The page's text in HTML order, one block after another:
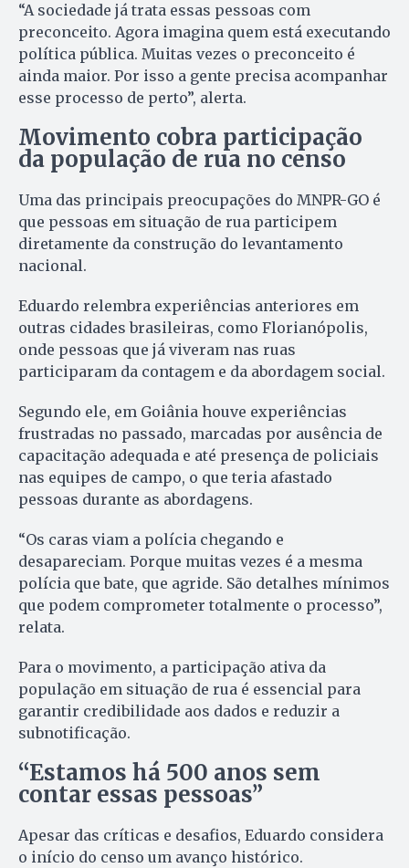
“A sociedade já trata essas pessoas com
preconceito. Agora imagina quem está executando
política pública. Muitas vezes o preconceito é
ainda maior. Por isso a gente precisa acompanhar
esse processo de perto”, alerta.
Movimento cobra participação
da população de rua no censo
Uma das principais preocupações do MNPR-GO é
que pessoas em situação de rua participem
diretamente da construção do levantamento
nacional.
Eduardo relembra experiências anteriores em
outras cidades brasileiras, como Florianópolis,
onde pessoas que já viveram nas ruas
participaram da contagem e da abordagem social.
Segundo ele, em Goiânia houve experiências
frustradas no passado, marcadas por ausência de
capacitação adequada e até presença de policiais
nas equipes de campo, o que teria afastado
pessoas durante as abordagens.
“Os caras viam a polícia chegando e
desapareciam. Porque muitas vezes é a mesma
polícia que bate, que agride. São detalhes mínimos
que podem comprometer totalmente o processo”,
relata.
Para o movimento, a participação ativa da
população em situação de rua é essencial para
garantir credibilidade aos dados e reduzir a
subnotificação.
“Estamos há 500 anos sem
contar essas pessoas”
Apesar das críticas e desafios, Eduardo considera
o início do censo um avanço histórico.